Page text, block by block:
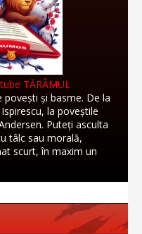
TĂRÂMUL
și basme. De la
la poveștile
Puteți asculta
tâlc sau morală,
scurt, în maxim un